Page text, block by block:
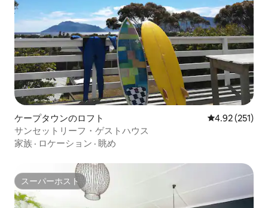
ケープタウンのロフト レビュー251
4.92 (251)
サンセットリーフ・ゲストハウス
家族 · ロケーション · 眺め
スーパーホスト
スーパーホスト